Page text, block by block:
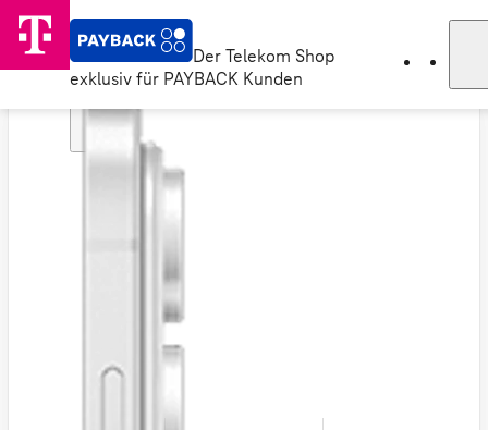
Der Telekom Shop
exklusiv für PAYBACK Kunden